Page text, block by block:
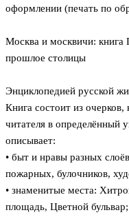
оформлении (печать по
Москва и москвичи: книга
прошлое столицы
Энциклопедией русской
Книга состоит из
читателя в определённый
описывает:
• быт и нравы разных
пожарных, булочников,
• знаменитые места:
площадь, Цветной бульвар;